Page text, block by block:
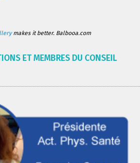
makes it better. Balbooa.com
ET MEMBRES DU CONSEIL